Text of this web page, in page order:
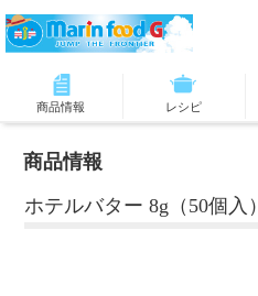
商品情報 レシピ
商品情報
ホテルバター 8g（50個入）